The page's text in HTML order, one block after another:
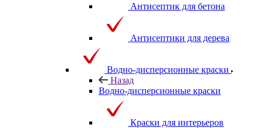
Антисептик для бетона
Антисептики для дерева
Водно-дисперсионные краски
Назад
Водно-дисперсионные краски
Краски для интерьеров